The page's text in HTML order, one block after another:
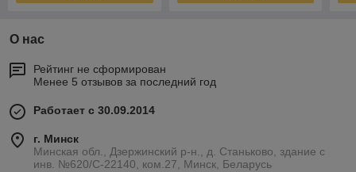
О нас
Рейтинг не сформирован
Менее 5 отзывов за последний год
Работает с 30.09.2014
г. Минск
Минская обл., Дзержинский р-н., д. Станьково, здание с
инв. №620/С-22140, ком.27, Минск, Беларусь